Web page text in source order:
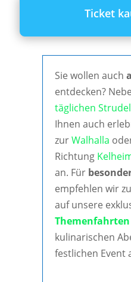
Ticket
Sie wollen auch
entdecken?
täglichen
Ihnen auch
zurWalhalla
Richtung
an. Für
empfehlen wir
auf unsere
Themenfahrten
kulinarischen
festlichen Event